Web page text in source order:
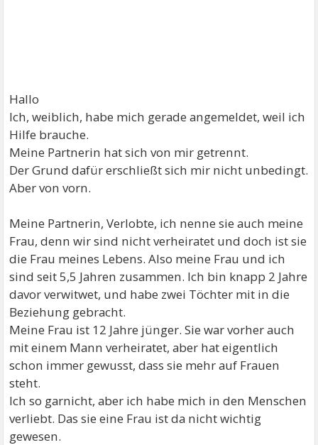
Hallo
Ich, weiblich, habe mich gerade angemeldet, weil ich
Hilfe brauche.
Meine Partnerin hat sich von mir getrennt.
Der Grund dafür erschließt sich mir nicht unbedingt.
Aber von vorn.
Meine Partnerin, Verlobte, ich nenne sie auch meine
Frau, denn wir sind nicht verheiratet und doch ist sie
die Frau meines Lebens. Also meine Frau und ich
sind seit 5,5 Jahren zusammen. Ich bin knapp 2 Jahre
davor verwitwet, und habe zwei Töchter mit in die
Beziehung gebracht.
Meine Frau ist 12 Jahre jünger. Sie war vorher auch
mit einem Mann verheiratet, aber hat eigentlich
schon immer gewusst, dass sie mehr auf Frauen
steht.
Ich so garnicht, aber ich habe mich in den Menschen
verliebt. Das sie eine Frau ist da nicht wichtig
gewesen.